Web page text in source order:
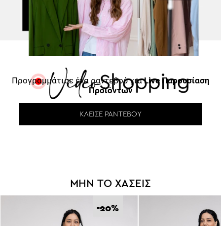
Προγραμμάτισε ένα ραντεβού γιαLive Παρουσίαση
Προϊόντων
ΚΛΕΊΣΕ ΡΑΝΤΕΒΟΎ
ΜΗΝ ΤΟ ΧΑΣΕΙΣ
-20%